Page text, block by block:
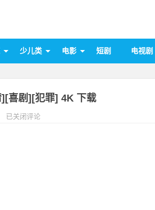
少儿类 电影 短剧 电视剧
][喜剧][犯罪] 4K 下载
已关闭评论